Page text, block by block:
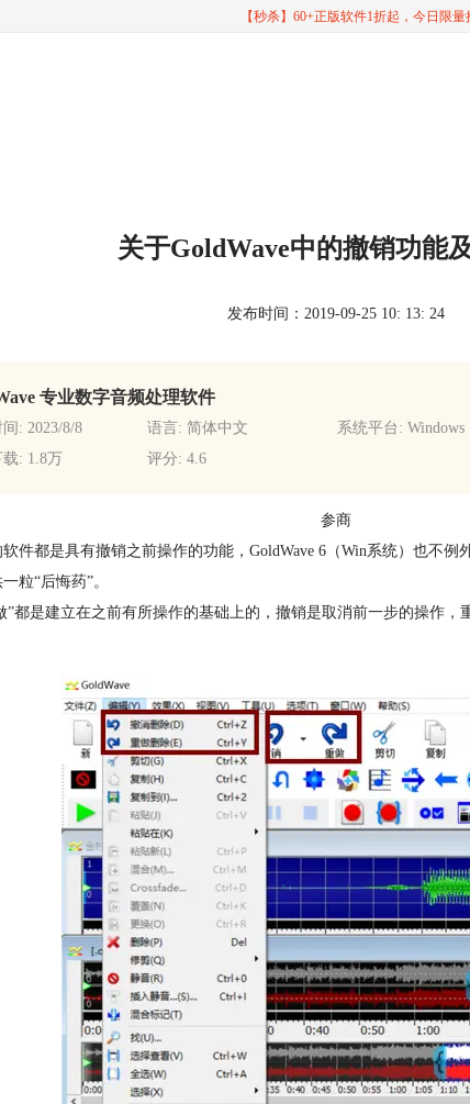
【秒杀】60+正版软件1折起，今日限量
关于GoldWave中的撤销功能
发布时间：2019-09-25 10: 13: 24
专业数字音频处理软件
: 2023/8/8 语言: 简体中文
系统平台: Windows
载: 1.8万
评分: 4.6
参商
件都是具有撤销之前操作的功能，GoldWave 6（Win系统）也不
粒“后悔药”。
”都是建立在之前有所操作的基础上的，撤销是取消前一步的操作